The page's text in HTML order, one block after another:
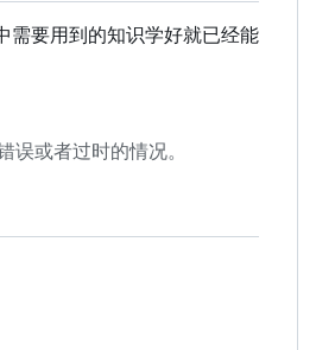
需要用到的知识学好就已经能
或者过时的情况。